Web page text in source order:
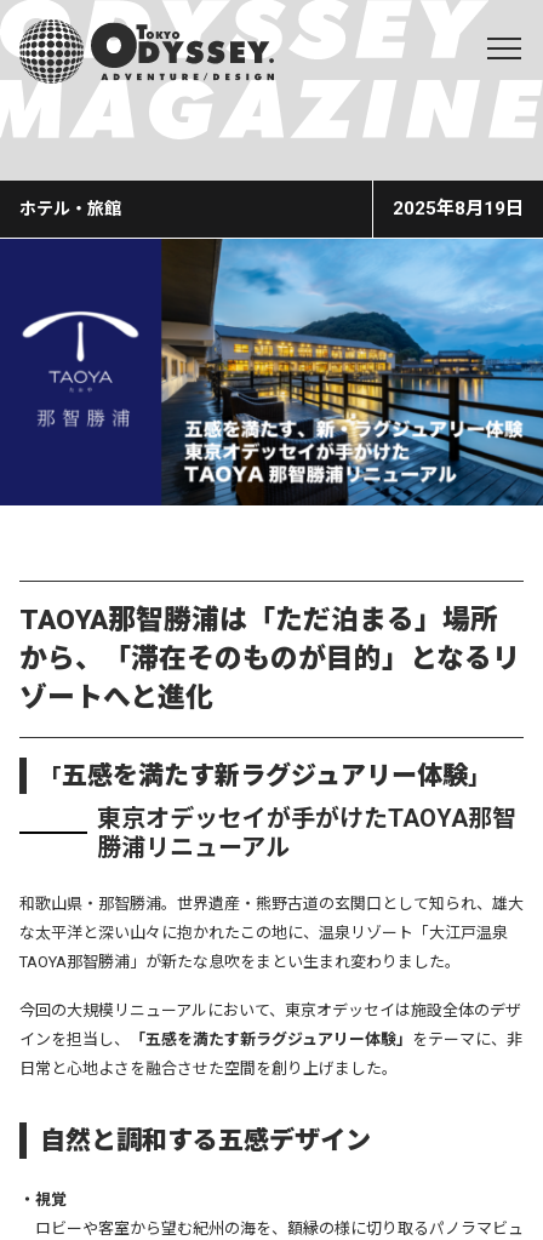
ホテル・旅館 2025年8月19日
TAOYA那智勝浦は「ただ泊まる」場所
から、「滞在そのものが目的」となるリ
ゾートへと進化
「五感を満たす新ラグジュアリー体験」
東京オデッセイが手がけたTAOYA那智
勝浦リニューアル
和歌山県・那智勝浦。世界遺産・熊野古道の玄関口として知られ、雄大
な太平洋と深い山々に抱かれたこの地に、 温泉リゾート「大江戸温泉
TAOYA那智勝浦」が新たな息吹をまとい生まれ変わりました。
今回の大規模リニューアルにおいて、東京オデッセイは施設全体のデザ
インを担当し、
「五感を満たす新ラグジュアリー体験」
をテーマに、非
日常と心地よさを融合させた空間を創り上げました。
自然と調和する五感デザイン
・視覚
ロビーや客室から望む紀州の海を、額縁の様に切り取るパノラマビュ